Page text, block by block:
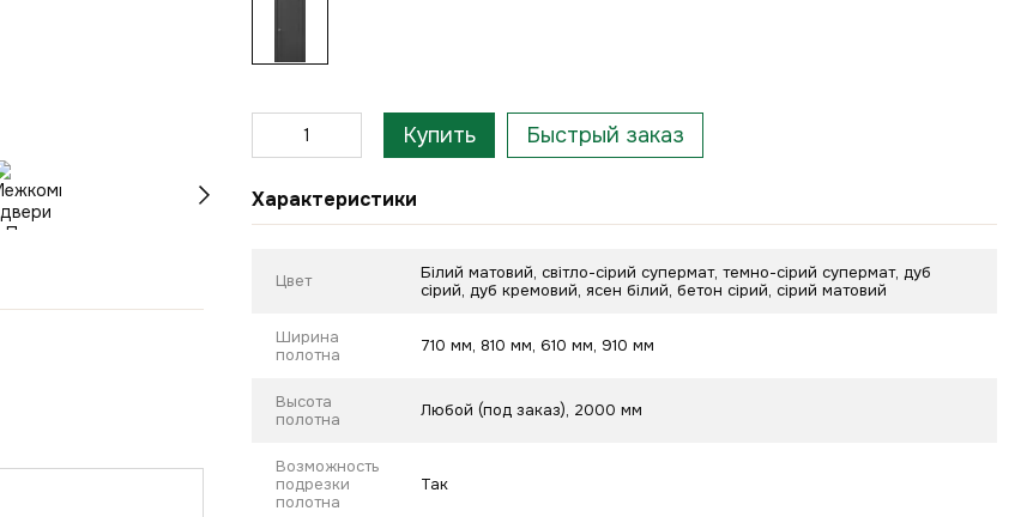
Купить Быстрый заказ
Характеристики
Цвет
Білий матовий, світло-сірий супермат, темно-сірий супермат, дуб
сірий, дуб кремовий, ясен білий, бетон сірий, сірий матовий
Ширина
полотна
710 мм, 810 мм, 610 мм, 910 мм
Высота
полотна
Любой (под заказ), 2000 мм
Возможность
подрезки
полотна
Так